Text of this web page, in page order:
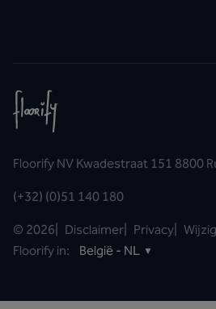
Floorify NV Kwadestraat 151 8800
(+32) (0)51 140 180
© 2026 Disclaimer Privacy
Floorify in:
België - NL ▼